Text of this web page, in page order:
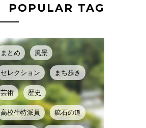
POPULAR TAG
まとめ 風景
セレクション まち歩き
芸術 歴史
高校生特派員 鉱石の道